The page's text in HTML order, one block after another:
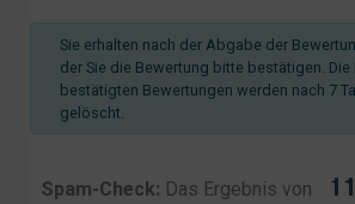
Sie erhalten nach der Abgabe der
der Sie die Bewertung bitte bestätigen. Die
bestätigten Bewertungen werden nach 7
gelöscht.
Spam-Check: Das Ergebnis von